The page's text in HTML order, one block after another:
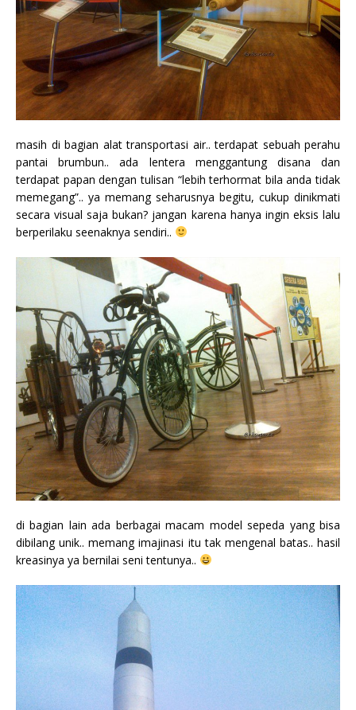
masih di bagian alat transportasi air.. terdapat sebuah perahu
pantai brumbun.. ada lentera menggantung disana dan
terdapat papan dengan tulisan “lebih terhormat bila anda tidak
memegang”.. ya memang seharusnya begitu, cukup dinikmati
secara visual saja bukan? jangan karena hanya ingin eksis lalu
berperilaku seenaknya sendiri..
di bagian lain ada berbagai macam model sepeda yang bisa
dibilang unik.. memang imajinasi itu tak mengenal batas.. hasil
kreasinya ya bernilai seni tentunya..